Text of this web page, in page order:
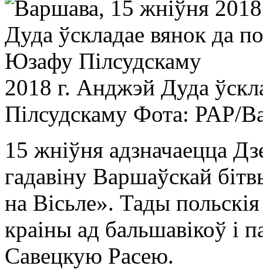
2018 г. Анджэй Дуда
Пілсудскаму Фота: PAP/
15 жніўня адзначаецца
гадавіну Варшаўскай
на Вісьле». Тады польскія
краіны ад бальшавікоў і
Савецкую Расею.